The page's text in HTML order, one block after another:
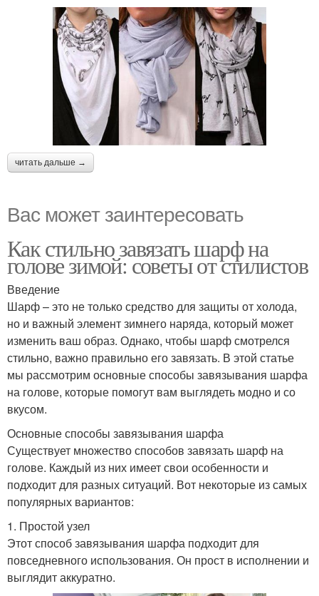
читать дальше →
Вас может заинтересовать
Как стильно завязать шарф на
голове зимой: советы от стилистов
Введение
Шарф – это не только средство для защиты от холода,
но и важный элемент зимнего наряда, который может
изменить ваш образ. Однако, чтобы шарф смотрелся
стильно, важно правильно его завязать. В этой статье
мы рассмотрим основные способы завязывания шарфа
на голове, которые помогут вам выглядеть модно и со
вкусом.
Основные способы завязывания шарфа
Существует множество способов завязать шарф на
голове. Каждый из них имеет свои особенности и
подходит для разных ситуаций. Вот некоторые из самых
популярных вариантов:
1. Простой узел
Этот способ завязывания шарфа подходит для
повседневного использования. Он прост в исполнении и
выглядит аккуратно.